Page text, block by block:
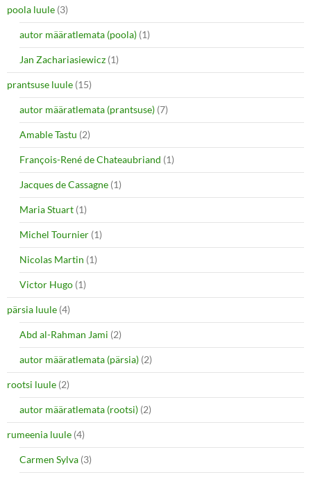
poola luule (3)
autor määratlemata (poola) (1)
Jan Zachariasiewicz (1)
prantsuse luule (15)
autor määratlemata (prantsuse) (7)
Amable Tastu (2)
François-René de Chateaubriand (1)
Jacques de Cassagne (1)
Maria Stuart (1)
Michel Tournier (1)
Nicolas Martin (1)
Victor Hugo (1)
pärsia luule (4)
Abd al-Rahman Jami (2)
autor määratlemata (pärsia) (2)
rootsi luule (2)
autor määratlemata (rootsi) (2)
rumeenia luule (4)
Carmen Sylva (3)